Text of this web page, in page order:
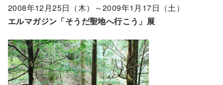
2008年12月25日（木）～2009年1月17日（土）
エルマガジン「そうだ聖地へ行こう」展